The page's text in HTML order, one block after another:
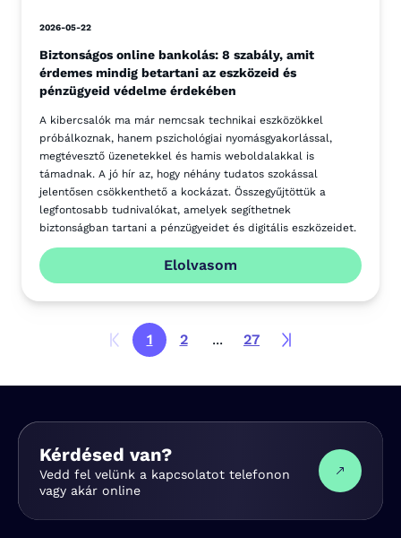
2026-05-22
Biztonságos online bankolás: 8 szabály, amit
érdemes mindig betartani az eszközeid és
pénzügyeid védelme érdekében
A kibercsalók ma már nemcsak technikai eszközökkel
próbálkoznak, hanem pszichológiai nyomásgyakorlással,
megtévesztő üzenetekkel és hamis weboldalakkal is
támadnak. A jó hír az, hogy néhány tudatos szokással
jelentősen csökkenthető a kockázat. Összegyűjtöttük a
legfontosabb tudnivalókat, amelyek segíthetnek
biztonságban tartani a pénzügyeidet és digitális eszközeidet.
Elolvasom
1 2 ... 27
Kérdésed van?
Vedd fel velünk a kapcsolatot telefonon
vagy akár online